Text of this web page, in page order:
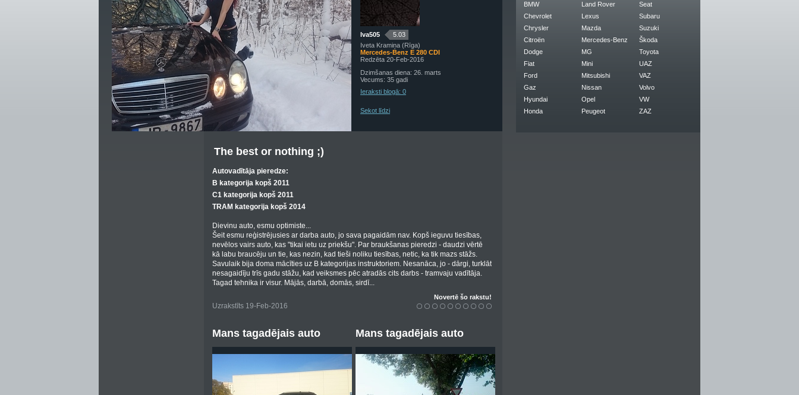
Iva505
5.03
Iveta Kramiņa (Rīga)
Mercedes-Benz E 280 CDI
Redzēta 20-Feb-2016
Dzimšanas diena: 26. marts
Vecums: 35 gadi
Ieraksti blogā: 0
Sekot līdzi
The best or nothing ;)
Autovadītāja pieredze:
B kategorija kopš 2011
C1 kategorija kopš 2011
TRAM kategorija kopš 2014
Dievinu auto, esmu optimiste...
Šeit esmu reģistrējusies ar darba auto, jo sava pagaidām nav. Kopš ieguvu tiesības,
nevēlos vairs auto, kas "tikai ietu uz priekšu". Par braukšanas pieredzi - daudzi vērtē
kā labu braucēju un tie, kas nezin, kad tieši noliku tiesības, netic, ka tik mazs stāžs.
Savulaik bija doma mācīties uz B kategorijas instruktoriem. Nesanāca, jo - dārgi, turklāt
nesagaidīju trīs gadu stāžu, kad veiksmes pēc atradās cits darbs - tramvaju vadītāja.
Tagad tehnika ir visur. Mājās, darbā, domās, sirdī...
Novertē šo rakstu!
Uzrakstīts 19-Feb-2016
Mans tagadējais auto Mans tagadējais auto
BMW
Chevrolet
Chrysler
Citroën
Dodge
Fiat
Ford
Gaz
Hyundai
Honda
Land Rover
Lexus
Mazda
Mercedes-Benz
MG
Mini
Mitsubishi
Nissan
Opel
Peugeot
Seat
Subaru
Suzuki
Škoda
Toyota
UAZ
VAZ
Volvo
VW
ZAZ